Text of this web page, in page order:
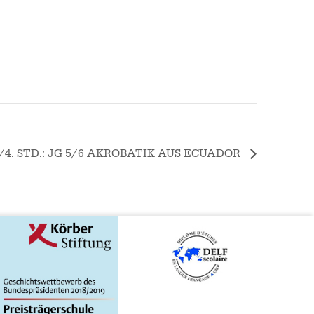
STD.: JG 5/6 AKROBATIK AUS ECUADOR